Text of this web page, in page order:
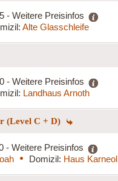
- Weitere Preisinfos
Alte Glasschleife
- Weitere Preisinfos
Landhaus Arnoth
(Level C + D)
- Weitere Preisinfos
Domizil: Haus Karneol